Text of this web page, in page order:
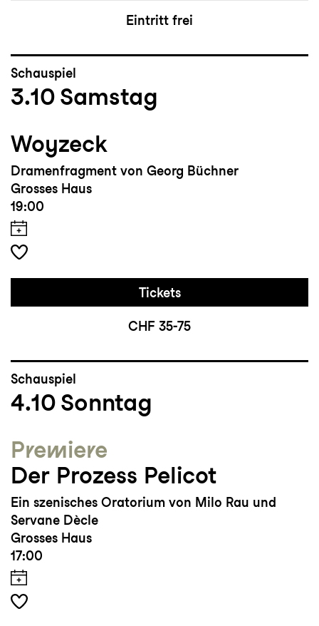
Eintritt frei
Schauspiel
3.10 Samstag
Woyzeck
Dramenfragment von Georg Büchner
Grosses Haus
19:00
Tickets
CHF 35-75
Schauspiel
4.10 Sonntag
Premiere
Der Prozess Pelicot
Ein szenisches Oratorium von Milo Rau und
Servane Dècle
Grosses Haus
17:00